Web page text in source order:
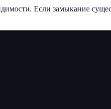
Если замыкание